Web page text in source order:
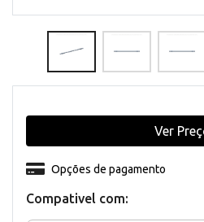
Compativel com:
Opções de pagamento
Ver